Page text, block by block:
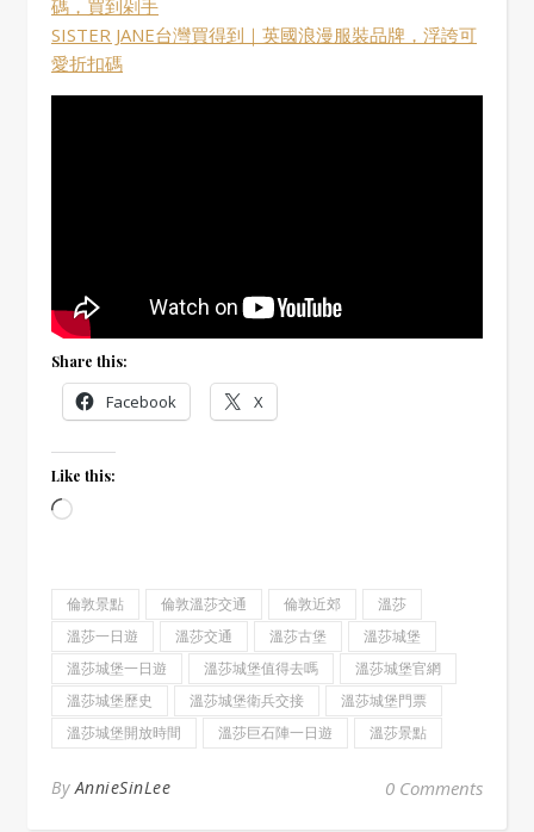
碼，買到剁手
SISTER JANE台灣買得到｜英國浪漫服裝品牌，浮誇可
愛折扣碼
Share this:
Facebook X
Like this:
Loading…
倫敦景點 倫敦溫莎交通 倫敦近郊
溫莎
溫莎一日遊
溫莎交通 溫莎古堡
溫莎城堡
溫莎城堡一日遊
溫莎城堡值得去嗎
溫莎城堡官網
溫莎城堡歷史
溫莎城堡衛兵交接
溫莎城堡門票
溫莎城堡開放時間
溫莎巨石陣一日遊 溫莎景點
ByAnnieSinLee 0 Comments